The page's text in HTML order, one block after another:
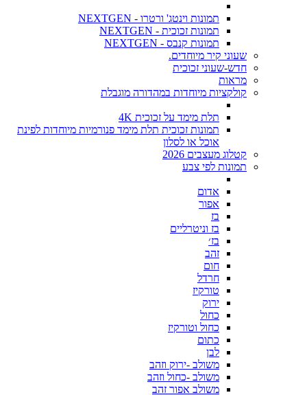
תמונות וינטג' ורטרו - NEXTGEN
תמונות זכוכית - NEXTGEN
תמונות קנבס - NEXTGEN
שעוני קיר מיוחדים.
חדש-שעוני זכוכית
מראות
קולקציות מיוחדות במהדורה מוגבלת
תלת מימד על זכוכית 4K
תמונות זכוכית תלת מימד פנורמיות מיוחדות לפינת
אוכל או לסלון
קטלוג מעצבים 2026
תמונות לפי צבע
אדום
אפור
בז
בז וניטרליים
בז׳
זהב
חום
חרדל
טורקיז
ירוק
כחול
כחול וטורקיז
כתום
לבן
משולב -ירוק וזהב
משולב -כחול וזהב
משולב אפור זהב